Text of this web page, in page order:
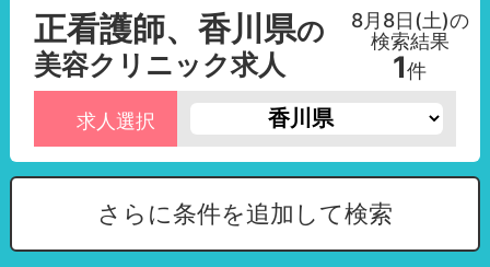
正看護師、香川県の
美容クリニック求人
8月8日(土)の
検索結果
1件
求人選択
さらに条件を追加して検索